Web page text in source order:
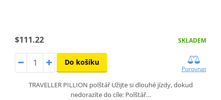
$111.22 SKLADEM
Do košíku
Porovnat
TRAVELLER PILLION polštář Užijte si dlouhé jízdy, dokud
nedorazíte do cíle: Polštář…